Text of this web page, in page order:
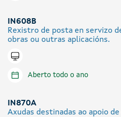
IN608B
Rexistro de posta en servizo
obras ou outras aplicacións.
Tramitar en liña
Aberto todo o ano
IN870A
Axudas destinadas ao apoio